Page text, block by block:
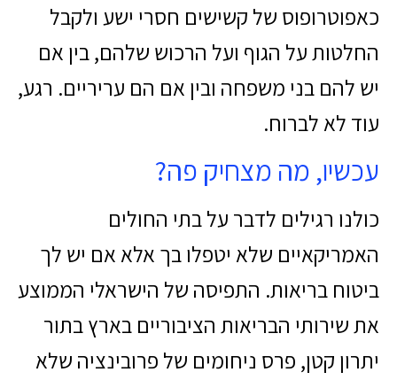
כאפוטרופוס של קשישים חסרי ישע ולקבל
החלטות על הגוף ועל הרכוש שלהם, בין אם
יש להם בני משפחה ובין אם הם עריריים. רגע,
עוד לא לברוח.
עכשיו, מה מצחיק פה?
כולנו רגילים לדבר על בתי החולים
האמריקאיים שלא יטפלו בך אלא אם יש לך
ביטוח בריאות. התפיסה של הישראלי הממוצע
את שירותי הבריאות הציבוריים בארץ בתור
יתרון קטן, פרס ניחומים של פרובינציה שלא